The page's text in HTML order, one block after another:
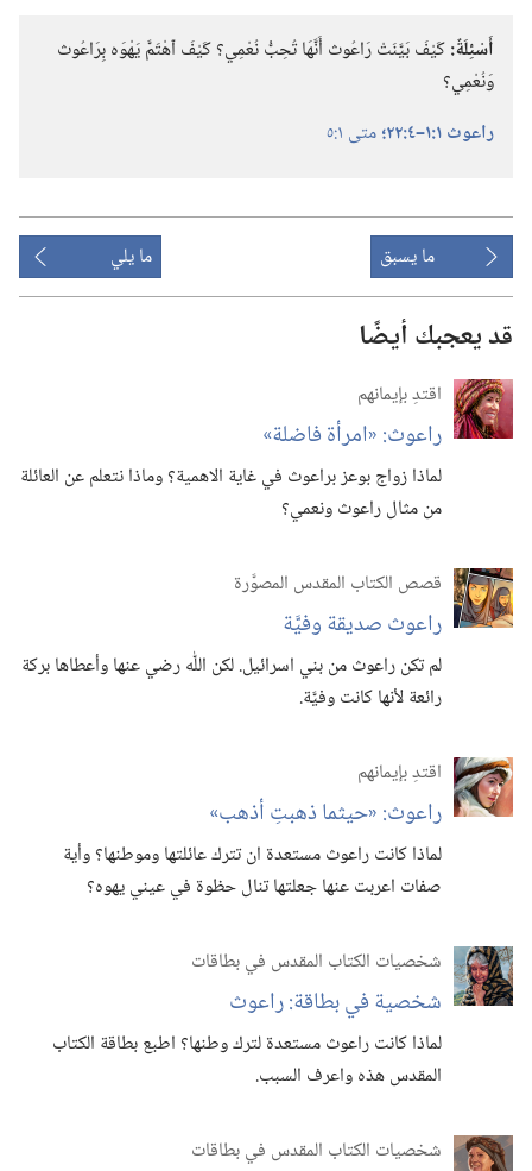
أَسْئِلَةٌ:‏كَيْفَ بَيَّنَتْ رَاعُوث أَنَّهَا تُحِبُّ نُعْمِي؟‏ كَيْفَ ٱهْتَمَّ يَهْوَه بِرَاعُوث
وَنُعْمِي؟‏
راعوث ١:‏١–‏٤:‏٢٢؛‏
متى ١:‏٥
ما يسبق ما يلي
قد يعجبك أيضًا
اقتدِ بإيمانهم
راعوث:‏ «امرأة فاضلة»‏
لماذا زواج بوعز براعوث في غاية الاهمية؟‏ وماذا نتعلم عن العائلة
من مثال راعوث ونعمي؟‏
قصص الكتاب المقدس المصوَّرة
راعوث صديقة وفيَّة
لم تكن راعوث من بني اسرائيل.‏ لكن اللّٰه رضي عنها وأعطاها بركة
رائعة لأنها كانت وفيَّة.‏
اقتدِ بإيمانهم
راعوث:‏ «حيثما ذهبتِ أذهب»‏
لماذا كانت راعوث مستعدة ان تترك عائلتها وموطنها؟‏ وأية
صفات اعربت عنها جعلتها تنال حظوة في عيني يهوه؟‏
شخصيات الكتاب المقدس في بطاقات
شخصية في بطاقة:‏ راعوث
لماذا كانت راعوث مستعدة لترك وطنها؟‏ اطبع بطاقة الكتاب
المقدس هذه واعرف السبب.‏
شخصيات الكتاب المقدس في بطاقات